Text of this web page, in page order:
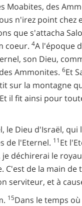
des
n'irez point chez
que s'attacha
coeur. 4A l'époque
son Dieu,
Ammonites. 6Et
sur la montagne
Et il fit ainsi pour
le Dieu d'Israël,
de l'Eternel. 11Et
déchirerai le
C'est de la main
serviteur, et à
15Dans le temps